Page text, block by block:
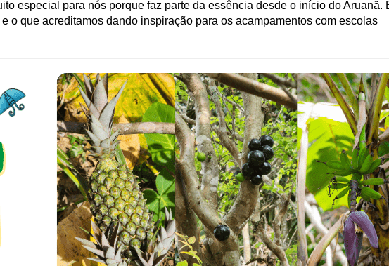
especial para nós porque faz parte da essência desde o início do Aruanã.
o que acreditamos dando inspiração para os acampamentos com escolas